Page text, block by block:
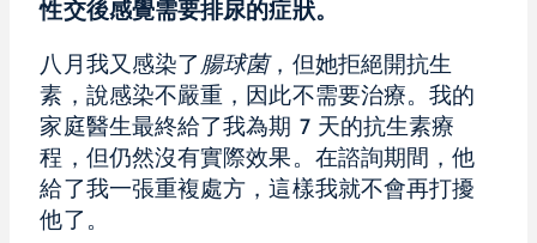
性交後感覺需要排尿的症狀。
八月我又感染了腸球菌，但她拒絕開抗生
素，說感染不嚴重，因此不需要治療。我的
家庭醫生最終給了我為期 7 天的抗生素療
程，但仍然沒有實際效果。在諮詢期間，他
給了我一張重複處方，這樣我就不會再打擾
他了。